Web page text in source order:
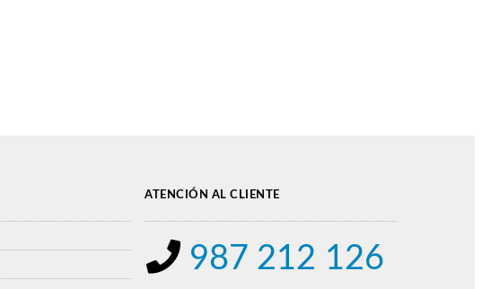
ATENCIÓN AL CLIENTE
987 212 126